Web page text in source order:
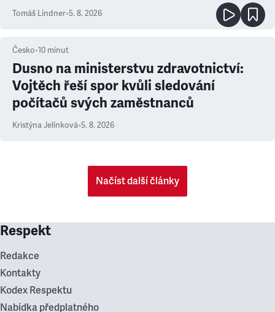
Tomáš Lindner•5. 8. 2026
Česko•10 minut
Dusno na ministerstvu zdravotnictví:
Vojtěch řeší spor kvůli sledování
počítačů svých zaměstnanců
Kristýna Jelínková•5. 8. 2026
Načíst další články
Respekt
Redakce
Kontakty
Kodex Respektu
Nabídka předplatného